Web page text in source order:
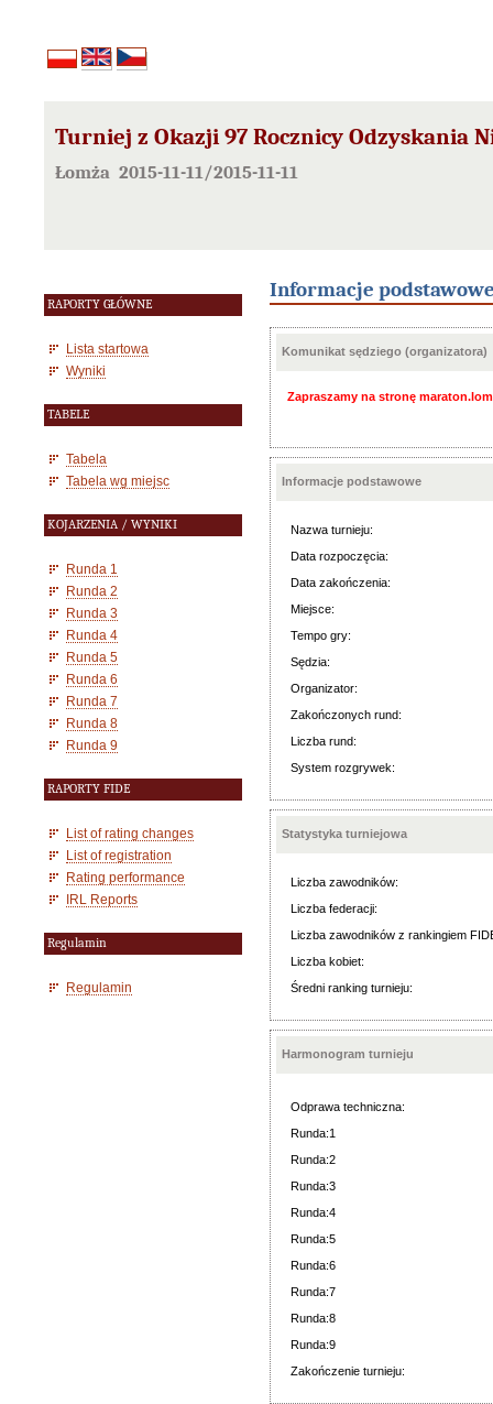
Turniej z Okazji 97 Rocznicy Odzyskania
Łomża 2015-11-11/2015-11-11
RAPORTY GŁÓWNE
Lista startowa
Wyniki
TABELE
Tabela
Tabela wg miejsc
KOJARZENIA / WYNIKI
Runda 1
Runda 2
Runda 3
Runda 4
Runda 5
Runda 6
Runda 7
Runda 8
Runda 9
RAPORTY FIDE
List of rating changes
List of registration
Rating performance
IRL Reports
Regulamin
Regulamin
Informacje
Komunikat sędziego (organizatora)
Zapraszamy na stronę
Informacje podstawowe
Nazwa turnieju:
Data rozpoczęcia:
Data zakończenia:
Miejsce:
Tempo gry:
Sędzia:
Organizator:
Zakończonych rund:
Liczba rund:
System rozgrywek:
Statystyka turniejowa
Liczba zawodników:
Liczba federacji:
Liczba zawodników z rankingiem
Liczba kobiet:
Średni ranking turnieju:
Harmonogram turnieju
Odprawa techniczna:
Runda:1
Runda:2
Runda:3
Runda:4
Runda:5
Runda:6
Runda:7
Runda:8
Runda:9
Zakończenie turnieju: